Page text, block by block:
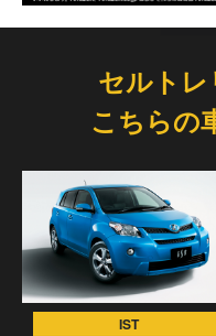
セルトレ
こちらの
IST